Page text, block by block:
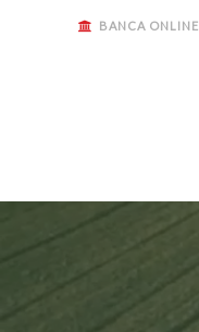
BANCA ONLINE